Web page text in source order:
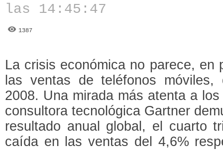
las 14:45:47
1387
La crisis económica no parece, en
las ventas de teléfonos
2008. Una mirada más atenta a
consultora tecnológica Gartner
resultado anual global, el cuarto
caída en las ventas del 4,6%